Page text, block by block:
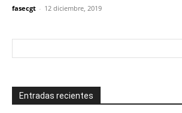
fasecgt - 12 diciembre, 2019
Entradas recientes